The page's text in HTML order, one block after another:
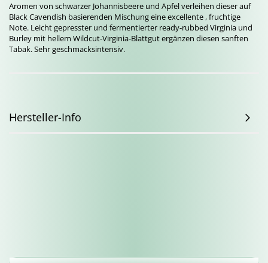
Aromen von schwarzer Johannisbeere und Apfel verleihen dieser auf
Black Cavendish basierenden Mischung eine excellente , fruchtige
Note. Leicht gepresster und fermentierter ready-rubbed Virginia und
Burley mit hellem Wildcut-Virginia-Blattgut ergänzen diesen sanften
Tabak. Sehr geschmacksintensiv.
Hersteller-Info